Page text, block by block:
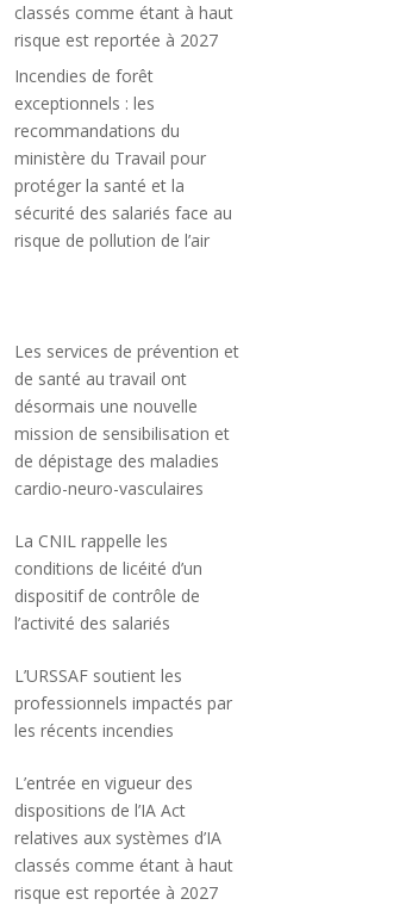
classés comme étant à haut
risque est reportée à 2027
Incendies de forêt
exceptionnels : les
recommandations du
ministère du Travail pour
protéger la santé et la
sécurité des salariés face au
risque de pollution de l’air
Les services de prévention et
de santé au travail ont
désormais une nouvelle
mission de sensibilisation et
de dépistage des maladies
cardio-neuro-vasculaires
La CNIL rappelle les
conditions de licéité d’un
dispositif de contrôle de
l’activité des salariés
L’URSSAF soutient les
professionnels impactés par
les récents incendies
L’entrée en vigueur des
dispositions de l’IA Act
relatives aux systèmes d’IA
classés comme étant à haut
risque est reportée à 2027